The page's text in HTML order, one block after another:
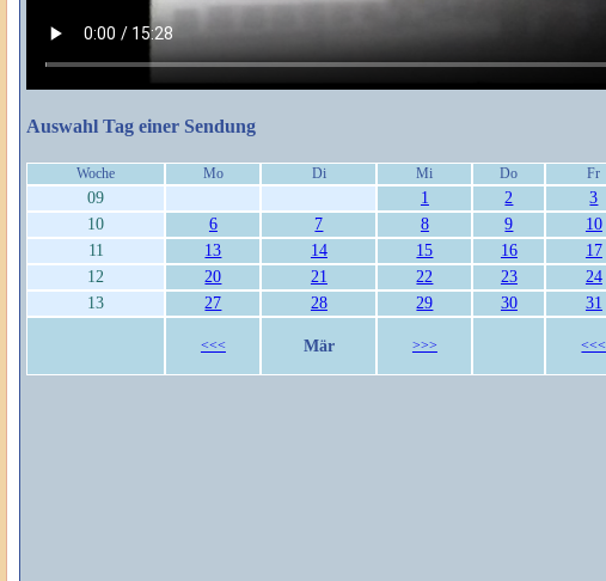
Auswahl Tag einer Sendung
Woche Mo Di Mi Do Fr
09 1 2 3
10
6 7 8 9 10
11
13 14 15 16 17
12
20 21 22 23 24
13
27 28 29 30 31
<<< Mär >>> <<<